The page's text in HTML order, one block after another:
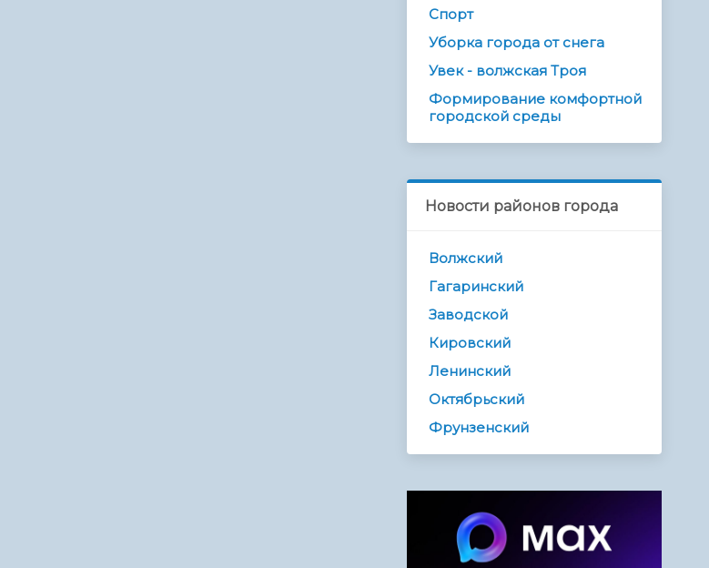
Спорт
Уборка города от снега
Увек - волжская Троя
Формирование комфортной
городской среды
Новости районов города
Волжский
Гагаринский
Заводской
Кировский
Ленинский
Октябрьский
Фрунзенский